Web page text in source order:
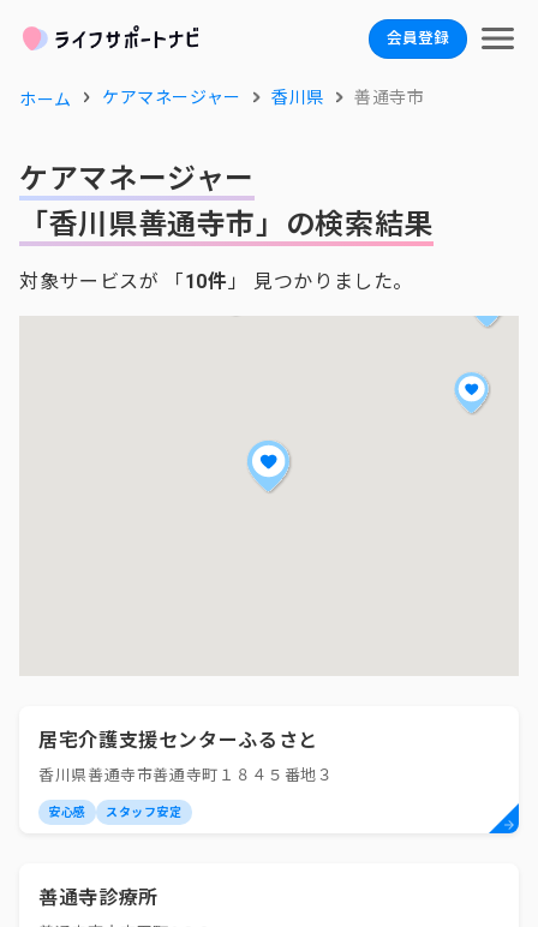
会員登録
ホーム ケアマネージャー 香川県 善通寺市
ケアマネージャー
「香川県善通寺市」の検索結果
対象サービスが 「10件 」 見つかりました。
居宅介護支援センターふるさと
香川県善通寺市善通寺町１８４５番地３
安心感 スタッフ安定
善通寺診療所